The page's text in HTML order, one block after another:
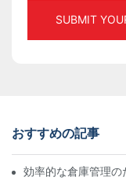
SUBMIT
おすすめの記事
効率的な倉庫管理